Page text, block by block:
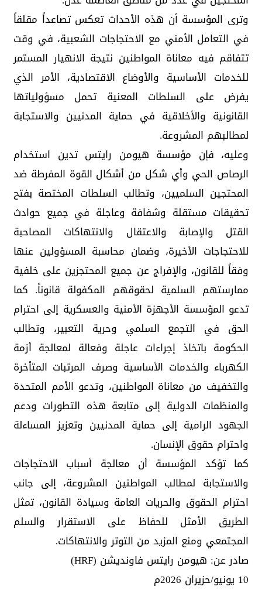
وترى المؤسسة أن هذه الأحداث تعكس تصاعداً مقلقاً
في التعامل الأمني مع الاحتجاجات الشعبية، في وقت
تتفاقم فيه معاناة المواطنين نتيجة الانهيار المستمر
للخدمات الأساسية والأوضاع الاقتصادية، الأمر الذي
يفرض على السلطات المعنية تحمل مسؤولياتها
القانونية والأخلاقية في حماية المدنيين والاستجابة
لمطالبهم المشروعة.
وعليه، فإن مؤسسة هيومن رايتس تدين استخدام
الرصاص الحي وأي شكل من أشكال القوة المفرطة ضد
المحتجين السلميين، وتطالب السلطات المختصة بفتح
تحقيقات مستقلة وشفافة وعاجلة في جميع حوادث
القتل والإصابة والاعتقال والانتهاكات المصاحبة
للاحتجاجات الأخيرة، وضمان محاسبة المسؤولين عنها
وفقاً للقانون، والإفراج عن جميع المحتجزين على خلفية
ممارستهم السلمية لحقوقهم المكفولة قانوناً. كما
تدعو المؤسسة الأجهزة الأمنية والعسكرية إلى احترام
الحق في التجمع السلمي وحرية التعبير، وتطالب
الحكومة باتخاذ إجراءات عاجلة وفعالة لمعالجة أزمة
الكهرباء والخدمات الأساسية وصرف المرتبات المتأخرة
والتخفيف من معاناة المواطنين، وتدعو الأمم المتحدة
والمنظمات الدولية إلى متابعة هذه التطورات ودعم
الجهود الرامية إلى حماية المدنيين وتعزيز المساءلة
واحترام حقوق الإنسان.
كما تؤكد المؤسسة أن معالجة أسباب الاحتجاجات
والاستجابة لمطالب المواطنين المشروعة، إلى جانب
احترام الحقوق والحريات العامة وسيادة القانون، تمثل
الطريق الأمثل للحفاظ على الاستقرار والسلم
المجتمعي ومنع المزيد من التوتر والانتهاكات.
صادر عن: هيومن رايتس فاونديشن (HRF)
10 يونيو/حزيران 2026م